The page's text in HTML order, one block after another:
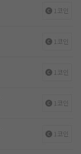
1코인
1코인
1코인
1코인
1코인